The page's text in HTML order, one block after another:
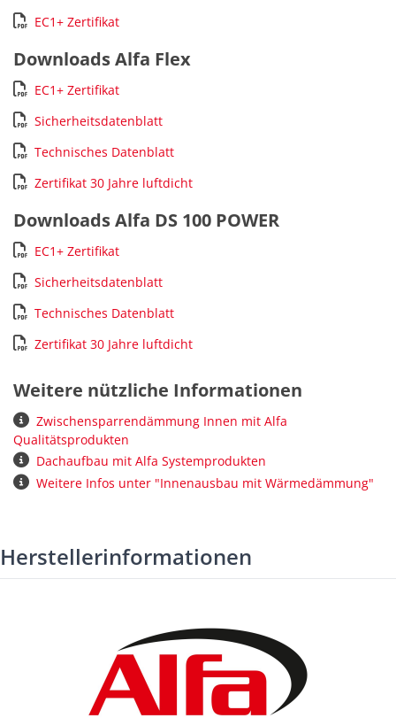
EC1+ Zertifikat
Downloads Alfa Flex
EC1+ Zertifikat
Sicherheitsdatenblatt
Technisches Datenblatt
Zertifikat 30 Jahre luftdicht
Downloads Alfa DS 100 POWER
EC1+ Zertifikat
Sicherheitsdatenblatt
Technisches Datenblatt
Zertifikat 30 Jahre luftdicht
Weitere nützliche Informationen
Zwischensparrendämmung Innen mit Alfa
Qualitätsprodukten
Dachaufbau mit Alfa Systemprodukten
Weitere Infos unter "Innenausbau mit Wärmedämmung"
Herstellerinformationen